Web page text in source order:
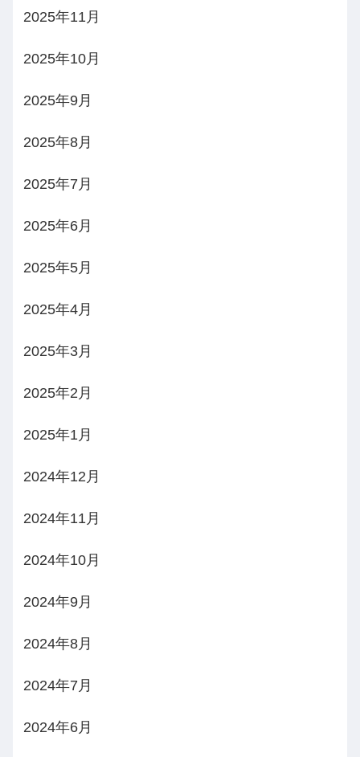
2025年11月
2025年10月
2025年9月
2025年8月
2025年7月
2025年6月
2025年5月
2025年4月
2025年3月
2025年2月
2025年1月
2024年12月
2024年11月
2024年10月
2024年9月
2024年8月
2024年7月
2024年6月